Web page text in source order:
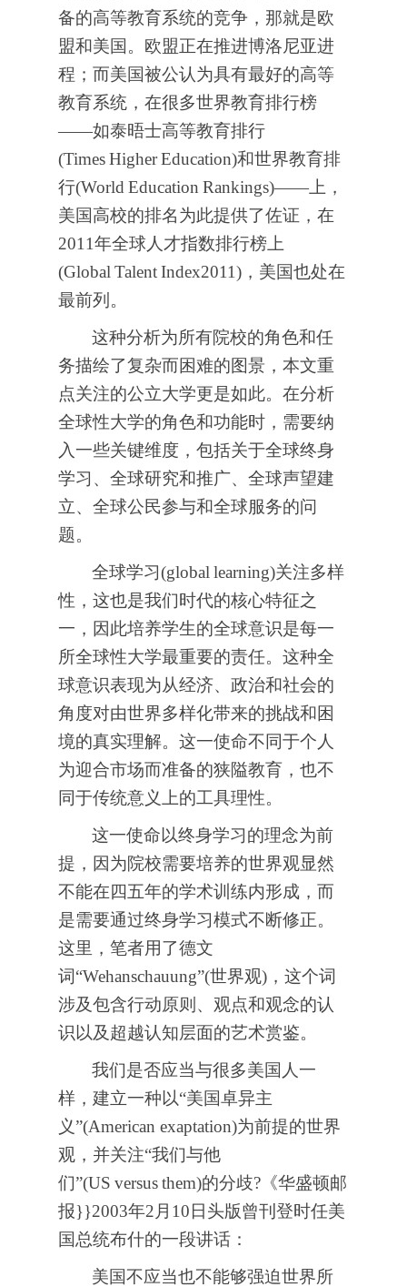
备的高等教育系统的竞争，那就是欧
盟和美国。欧盟正在推进博洛尼亚进
程；而美国被公认为具有最好的高等
教育系统，在很多世界教育排行榜
——如泰晤士高等教育排行
(TimesHigherEducation)和世界教育排
行(World Education Rankings)——上，
美国高校的排名为此提供了佐证，在
2011年全球人才指数排行榜上
(Global TalentIndex2011)，美国也处在
最前列。
这种分析为所有院校的角色和任
务描绘了复杂而困难的图景，本文重
点关注的公立大学更是如此。在分析
全球性大学的角色和功能时，需要纳
入一些关键维度，包括关于全球终身
学习、全球研究和推广、全球声望建
立、全球公民参与和全球服务的问
题。
全球学习(global learning)关注多样
性，这也是我们时代的核心特征之
一，因此培养学生的全球意识是每一
所全球性大学最重要的责任。这种全
球意识表现为从经济、政治和社会的
角度对由世界多样化带来的挑战和困
境的真实理解。这一使命不同于个人
为迎合市场而准备的狭隘教育，也不
同于传统意义上的工具理性。
这一使命以终身学习的理念为前
提，因为院校需要培养的世界观显然
不能在四五年的学术训练内形成，而
是需要通过终身学习模式不断修正。
这里，笔者用了德文
词“Wehanschauung”(世界观)，这个词
涉及包含行动原则、观点和观念的认
识以及超越认知层面的艺术赏鉴。
我们是否应当与很多美国人一
样，建立一种以“美国卓异主
义”(American exaptation)为前提的世界
观，并关注“我们与他
们”(US versusthem)的分歧?《华盛顿邮
报}}2003年2月10日头版曾刊登时任美
国总统布什的一段讲话：
美国不应当也不能够强迫世界所